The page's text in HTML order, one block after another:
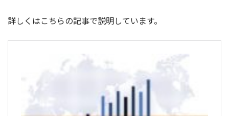
詳しくはこちらの記事で説明しています。